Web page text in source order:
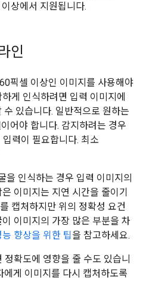
상에서 지원됩니다.
인
픽셀 이상인 이미지를 사용해야
게 인식하려면 입력 이미지에
있습니다. 일반적으로 원하는
어야 합니다. 감지하려는 경우
력이 필요합니다. 최소
을 인식하는 경우 입력 이미지의
이미지는 지연 시간을 줄이기
캡처하지만 위의 정확성 요건
이미지의 가장 많은 부분을 차
향상을 위한 팁 을 참고하세요.
확도에 영향을 줄 수도 있습니
게 이미지를 다시 캡처하도록